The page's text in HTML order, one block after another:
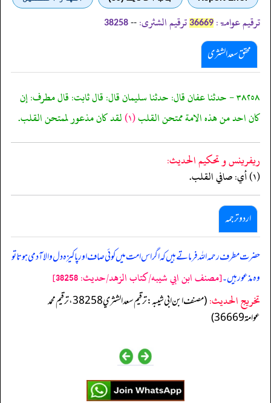
ترقیم عوامۃ: 36669 ترقیم الشثری: --
38258
محقق سعد الشثری
٣٨٢٥٨ - حدثنا عفان قال: حدثنا سليمان قال: قال ثابت: قال مطرف: إن
كان احد من هذه الامة ممتحن القلب(١) لقد كان مذعور لممتحن القلب.
ريفرينس و تحكيم الحدیث:
(١) أي: صافي القلب.
اردو ترجمہ
حضرت مطرف رحمہ اللہ فرماتے ہیں کہ اگر اس امت میں کوئی صاف اور پاکیزہ دل والا آدمی ہوتا تو
وہ مذعور ہیں۔[مصنف ابن ابي شيبه/كتاب الزهد/حدیث: 38258]
تخریج الحدیث:
(مصنف ابن ابي شيبه: ترقيم سعد الشثري 38258، ترقيم محمد
عوامة 36669)